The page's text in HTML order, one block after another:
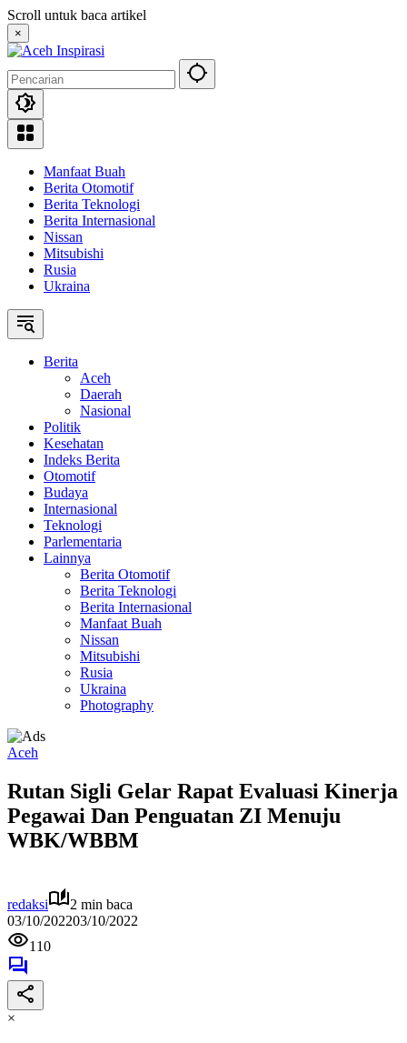
Langsung
ke
konten
Scroll untuk baca artikel
×
Manfaat Buah
Berita Otomotif
Berita Teknologi
Berita Internasional
Nissan
Mitsubishi
Rusia
Ukraina
Berita
Aceh
Daerah
Nasional
Politik
Kesehatan
Indeks Berita
Otomotif
Budaya
Internasional
Teknologi
Parlementaria
Lainnya
Berita Otomotif
Berita Teknologi
Berita Internasional
Manfaat Buah
Nissan
Mitsubishi
Rusia
Ukraina
Photography
Aceh
Rutan Sigli Gelar Rapat Evaluasi Kinerja
Pegawai Dan Penguatan ZI Menuju
WBK/WBBM
redaksi
2 min baca
03/10/202203/10/2022
110
×